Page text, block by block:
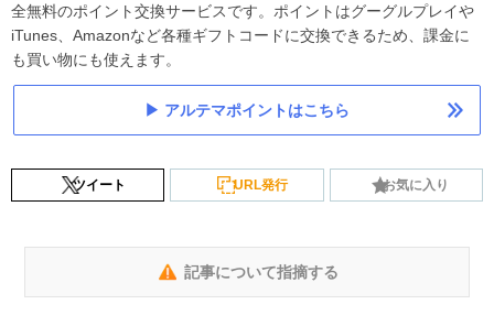
全無料のポイント交換サービスです。ポイントはグーグルプレイや
iTunes、Amazonなど各種ギフトコードに交換できるため、課金に
も買い物にも使えます。
アルテマポイントはこちら
ツイート URL発行 お気に入り
記事について指摘する